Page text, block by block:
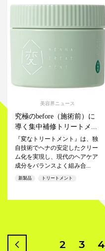
美容界ニュース
究極のbefore（施術前）に
導く集中補修トリートメ...
『変なトリートメント』は、独
自技術でヘナの安定したクリー
ム化を実現し、現代のヘアケア
成分をバランスよく組み合...
新製品 トリートメント
2 3 4